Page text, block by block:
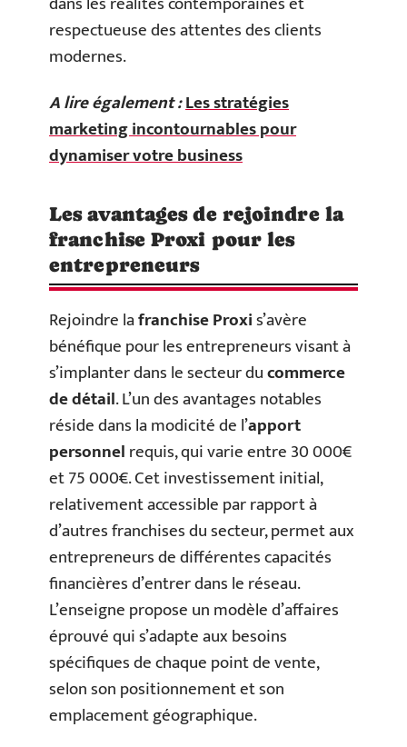
respectueuse des attentes des clients
modernes.
A lire également :Les stratégies
marketing incontournables pour
dynamiser votre business
Les avantages de rejoindre la
franchise Proxi pour les
entrepreneurs
Rejoindre lafranchise Proxis’avère
bénéfique pour les entrepreneurs visant à
s’implanter dans le secteur ducommerce
de détail. L’un des avantages notables
réside dans la modicité de l’apport
personnelrequis, qui varie entre 30 000€
et 75 000€. Cet investissement initial,
relativement accessible par rapport à
d’autres franchises du secteur, permet aux
entrepreneurs de différentes capacités
financières d’entrer dans le réseau.
L’enseigne propose un modèle d’affaires
éprouvé qui s’adapte aux besoins
spécifiques de chaque point de vente,
selon son positionnement et son
emplacement géographique.